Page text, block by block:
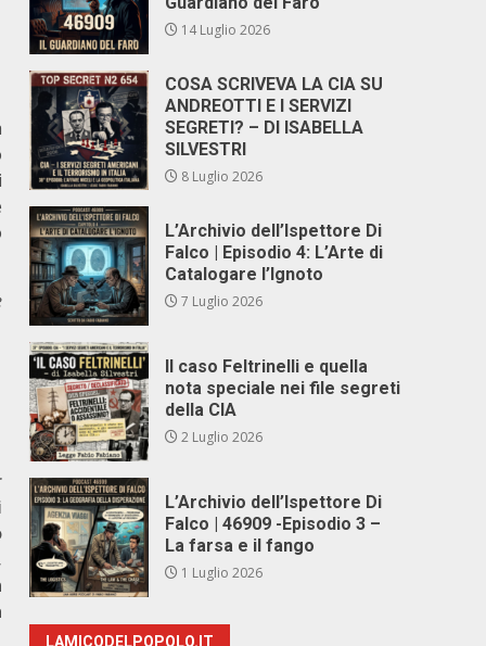
14 Luglio 2026
COSA SCRIVEVA LA CIA SU
ANDREOTTI E I SERVIZI
SEGRETI? – DI ISABELLA
SILVESTRI
8 Luglio 2026
L’Archivio dell’Ispettore Di
Falco | Episodio 4: L’Arte di
Catalogare l’Ignoto
7 Luglio 2026
Il caso Feltrinelli e quella
nota speciale nei file segreti
della CIA
2 Luglio 2026
L’Archivio dell’Ispettore Di
Falco | 46909 -Episodio 3 –
La farsa e il fango
1 Luglio 2026
LAMICODELPOPOLO.IT